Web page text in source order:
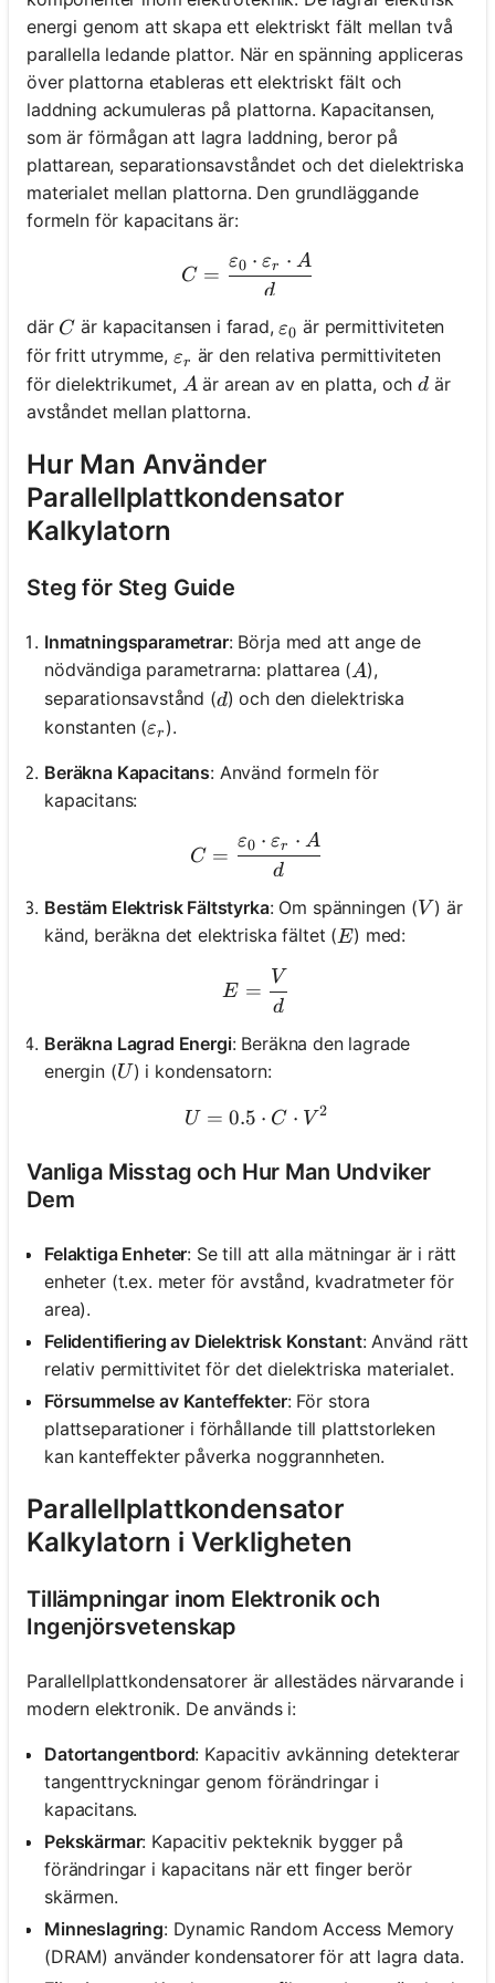
energi genom att skapa ett elektriskt fält mellan två
parallella ledande plattor. När en spänning appliceras
över plattorna etableras ett elektriskt fält och
laddning ackumuleras på plattorna. Kapacitansen,
som är förmågan att lagra laddning, beror på
plattarean, separationsavståndet och det dielektriska
materialet mellan plattorna. Den grundläggande
formeln för kapacitans är:
C = \frac{\varepsilon_0
C =
d
ε0 ⋅ εr ⋅ A
där C
C är kapacitansen i farad,\varepsilon_0
ε0 är permittiviteten
för fritt utrymme, \varepsilon_r
εr är den relativa permittiviteten
för dielektrikumet, A
A är arean av en platta, ochd
d är
avståndet mellan plattorna.
Hur Man Använder
Parallellplattkondensator
Kalkylatorn
Steg för Steg Guide
Inmatningsparametrar: Börja med att ange de
nödvändiga parametrarna: plattarea (A
A),
separationsavstånd (d
d) och den dielektriska
konstanten (\varepsilon_r
εr ).
Beräkna Kapacitans: Använd formeln för
kapacitans:
C = \frac{\varepsilon_0
C =
d
ε0 ⋅ εr ⋅ A
Bestäm Elektrisk Fältstyrka: Om spänningen (V
V ) är
känd, beräkna det elektriska fältet (E
E) med:
E = \frac{V}{d}
E =
d
V
Beräkna Lagrad Energi: Beräkna den lagrade
energin (U
U) i kondensatorn:
U = 0.5 \cdot C \cdot
U = 0.5 ⋅ C ⋅ V 2
Vanliga Misstag och Hur Man Undviker
Dem
Felaktiga Enheter: Se till att alla mätningar är i rätt
enheter (t.ex. meter för avstånd, kvadratmeter för
area).
Felidentifiering av Dielektrisk Konstant: Använd rätt
relativ permittivitet för det dielektriska materialet.
Försummelse av Kanteffekter: För stora
plattseparationer i förhållande till plattstorleken
kan kanteffekter påverka noggrannheten.
Parallellplattkondensator
Kalkylatorn i Verkligheten
Tillämpningar inom Elektronik och
Ingenjörsvetenskap
Parallellplattkondensatorer är allestädes närvarande i
modern elektronik. De används i:
Datortangentbord: Kapacitiv avkänning detekterar
tangenttryckningar genom förändringar i
kapacitans.
Pekskärmar: Kapacitiv pekteknik bygger på
förändringar i kapacitans när ett finger berör
skärmen.
Minneslagring: Dynamic Random Access Memory
(DRAM) använder kondensatorer för att lagra data.